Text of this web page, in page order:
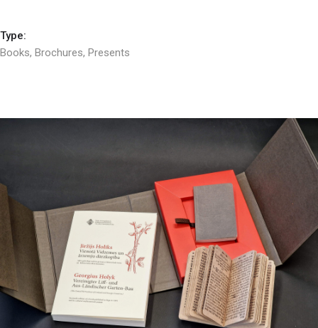
Type:
Books, Brochures, Presents